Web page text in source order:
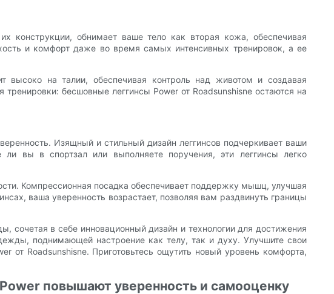
конструкции, обнимает ваше тело как вторая кожа, обеспечивая
и комфорт даже во время самых интенсивных тренировок, а ее
на талии, обеспечивая контроль над животом и создавая
бесшовные леггинсы Power от Roadsunshisne остаются на
Изящный и стильный дизайн леггинсов подчеркивает ваши
вы в спортзал или выполняете поручения, эти леггинсы легко
Компрессионная посадка обеспечивает поддержку мышц, улучшая
ваша уверенность возрастает, позволяя вам раздвинуть границы
сочетая в себе инновационный дизайн и технологии для достижения
поднимающей настроение как телу, так и духу. Улучшите свои
от Roadsunshisne. Приготовьтесь ощутить новый уровень комфорта,
повышают уверенность и самооценку